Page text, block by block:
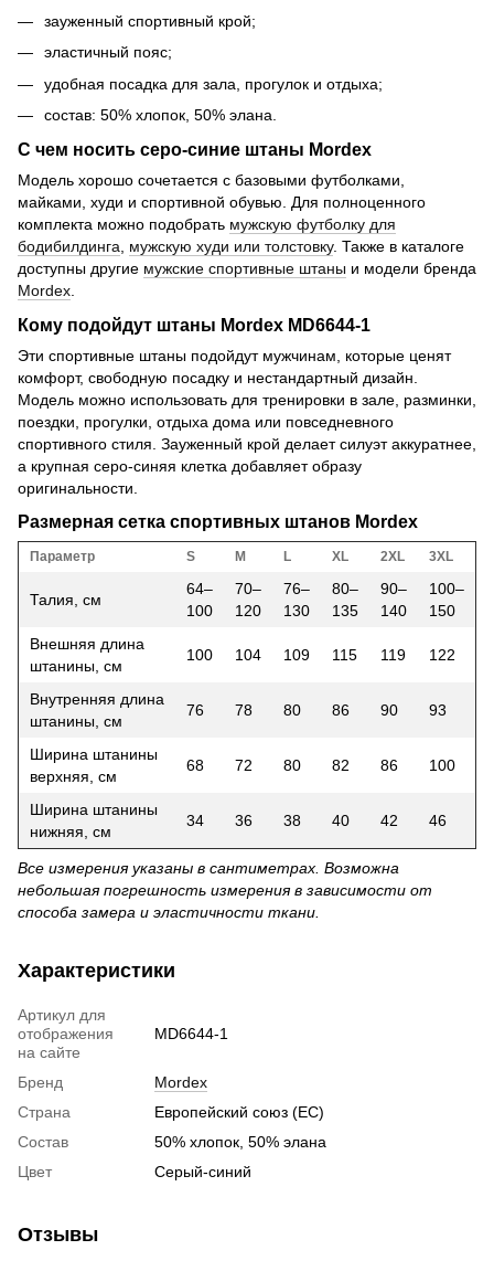
зауженный спортивный крой;
эластичный пояс;
удобная посадка для зала, прогулок и отдыха;
состав: 50% хлопок, 50% элана.
С чем носить серо-синие штаны Mordex
Модель хорошо сочетается с базовыми футболками,
майками, худи и спортивной обувью. Для полноценного
комплекта можно подобрать мужскую футболку для
бодибилдинга
мужскую худи или толстовку. Также в каталоге
доступны другие мужские спортивные штаны и модели бренда
Mordex
Кому подойдут штаны Mordex MD6644-1
Эти спортивные штаны подойдут мужчинам, которые ценят
комфорт, свободную посадку и нестандартный дизайн.
Модель можно использовать для тренировки в зале, разминки,
поездки, прогулки, отдыха дома или повседневного
спортивного стиля. Зауженный крой делает силуэт аккуратнее,
а крупная серо-синяя клетка добавляет образу
оригинальности.
Размерная сетка спортивных штанов Mordex
Параметр S M L XL 2XL 3XL
Талия, см
64–
100
70–
120
76–
130
80–
135
90–
140
100–
150
Внешняя длина
штанины, см
100 104 109 115 119 122
Внутренняя длина
штанины, см
76 78 80 86 90 93
Ширина штанины
верхняя, см
68 72 80 82 86 100
Ширина штанины
нижняя, см
34 36 38 40 42 46
Все измерения указаны в сантиметрах. Возможна
небольшая погрешность измерения в зависимости от
способа замера и эластичности ткани.
Характеристики
Артикул для
отображения
на сайте
MD6644-1
Бренд
Mordex
Страна
Европейский союз (ЕС)
Состав
50% хлопок, 50% элана
Цвет
Серый-синий
Отзывы